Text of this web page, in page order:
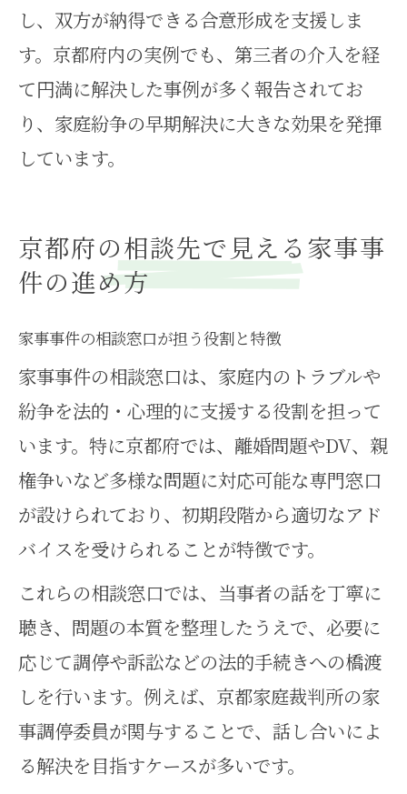
し、双方が納得できる合意形成を支援しま
す。京都府内の実例でも、第三者の介入を経
て円満に解決した事例が多く報告されてお
り、家庭紛争の早期解決に大きな効果を発揮
しています。
京都府の相談先で見える家事事
件の進め方
家事事件の相談窓口が担う役割と特徴
家事事件の相談窓口は、家庭内のトラブルや
紛争を法的・心理的に支援する役割を担って
います。特に京都府では、離婚問題やDV、親
権争いなど多様な問題に対応可能な専門窓口
が設けられており、初期段階から適切なアド
バイスを受けられることが特徴です。
これらの相談窓口では、当事者の話を丁寧に
聴き、問題の本質を整理したうえで、必要に
応じて調停や訴訟などの法的手続きへの橋渡
しを行います。例えば、京都家庭裁判所の家
事調停委員が関与することで、話し合いによ
る解決を目指すケースが多いです。